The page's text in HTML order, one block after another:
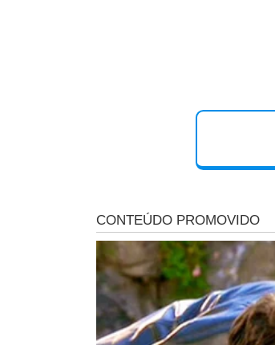
A Fundação de Amparo à Pesquisa do
com a Universidade Federal do Piauí
(Uespi) e a Universidade Federal do
inovação e pesquisa.
A parceria entre as instituições
uma iniciativa que visa impulsionar
claro: posicionar o Piauí na linha de